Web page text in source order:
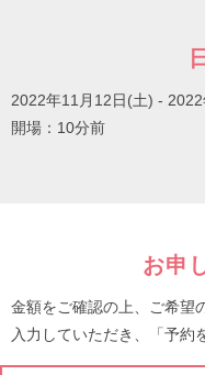
2022年11月12日(土) -
開場：10分前
お申
金額をご確認の上、ご希望
入力していただき、「予約